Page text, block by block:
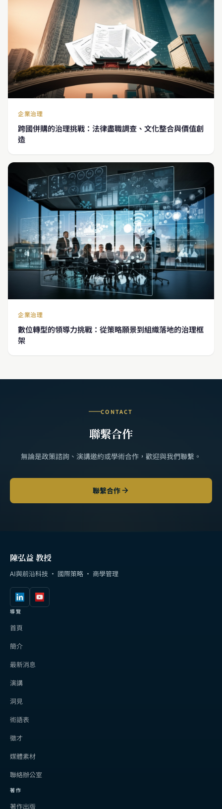
企業治理
跨國併購的治理挑戰：法律盡職調查、文化整合與價值創
造
企業治理
數位轉型的領導力挑戰：從策略願景到組織落地的治理框
架
CONTACT
聯繫合作
無論是政策諮詢、演講邀約或學術合作，歡迎與我們聯繫。
聯繫合作
陳弘益 教授
AI與前沿科技 · 國際策略 · 商學管理
導覽
首頁
簡介
最新消息
演講
洞見
術語表
徵才
媒體素材
聯絡辦公室
著作
著作出版